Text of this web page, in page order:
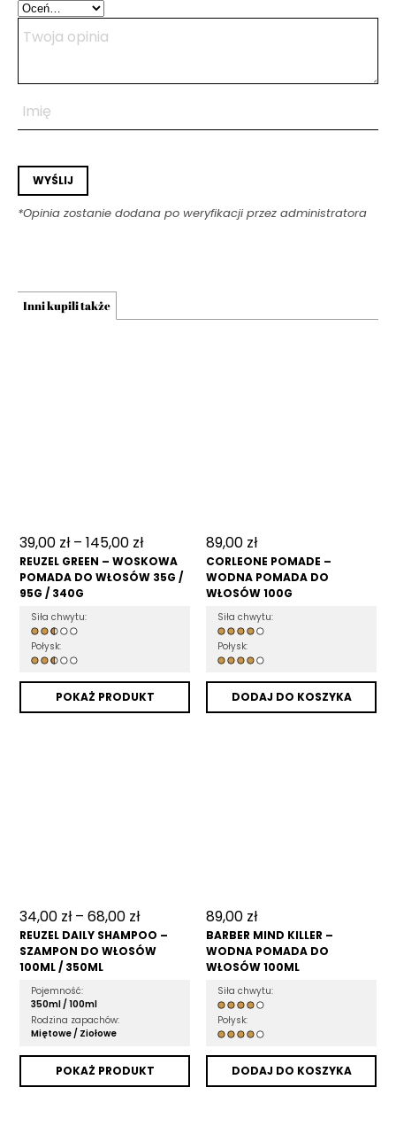
*Opinia zostanie dodana po weryfikacji przez administratora
Inni kupili także
39,00 zł– 145,00 zł
REUZEL GREEN – WOSKOWA
POMADA DO WŁOSÓW 35G /
95G / 340G
Siła chwytu:
Połysk:
POKAŻ PRODUKT
89,00 zł
CORLEONE POMADE –
WODNA POMADA DO
WŁOSÓW 100G
Siła chwytu:
Połysk:
DODAJ DO KOSZYKA
34,00 zł– 68,00 zł
REUZEL DAILY SHAMPOO –
SZAMPON DO WŁOSÓW
100ML / 350ML
Pojemność:
350ml /100ml
Rodzina zapachów:
Miętowe / Ziołowe
POKAŻ PRODUKT
89,00 zł
BARBER MIND KILLER –
WODNA POMADA DO
WŁOSÓW 100ML
Siła chwytu:
Połysk:
DODAJ DO KOSZYKA